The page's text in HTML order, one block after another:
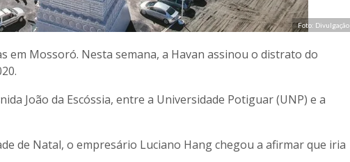
Foto: Divulgação
em Mossoró. Nesta semana, a Havan assinou o distrato do
João da Escóssia, entre a Universidade Potiguar (UNP) e a
de Natal, o empresário Luciano Hang chegou a afirmar que iria